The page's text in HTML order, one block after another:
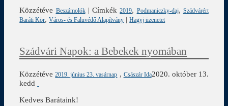
Közzétéve Beszámolók|Címkék 2019, Podmaniczky-daj, Szádvárért
Baráti Kör,Város- és Faluvédő Alapítvány |Hagyj üzenetet
Szádvári Napok: a Bebekek nyomában
Közzétéve2019. június 23. vasárnap , Császár Ida2020. október 13.
kedd
Kedves Barátaink!